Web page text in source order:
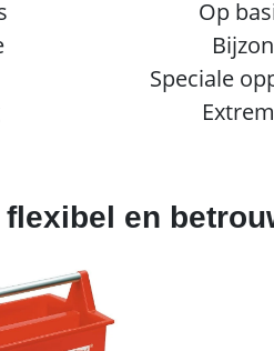
Op
Speciale
en